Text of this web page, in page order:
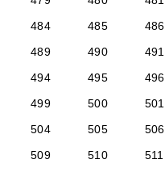
484
485 486
489
490 491
494
495 496
499
500 501
504
505 506
509
510 511